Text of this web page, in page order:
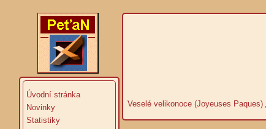
Úvodní stránka
Novinky
Statistiky
Veselé velikonoce (Joyeuses Paques)